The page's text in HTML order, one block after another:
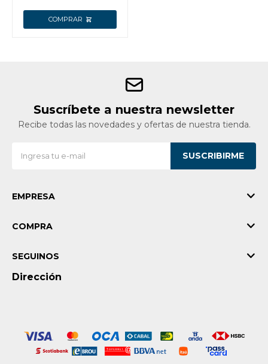
Suscríbete a nuestra newsletter
Recibe todas las novedades y ofertas de nuestra tienda.
SUSCRIBIRME
EMPRESA
COMPRA
Dirección
SEGUINOS